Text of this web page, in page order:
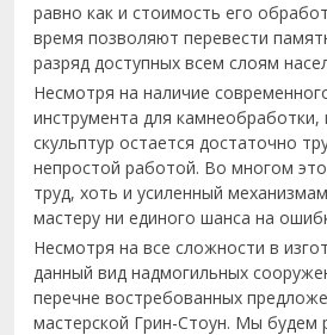
равно как и стоимость его
время позволяют перевести
разряд доступных всем слоям
Несмотря на наличие
инструмента для камнеобработки,
скульптур остается достаточно
непростой работой. Во многом
труд, хоть и усиленный
мастеру ни единого шанса на
Несмотря на все сложности в
данный вид надмогильных
перечне востребованных
мастерской Грин-Стоун. Мы будем